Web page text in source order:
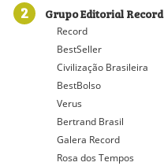
2 Grupo Editorial Record
Record
BestSeller
Civilização Brasileira
BestBolso
Verus
Bertrand Brasil
Galera Record
Rosa dos Tempos